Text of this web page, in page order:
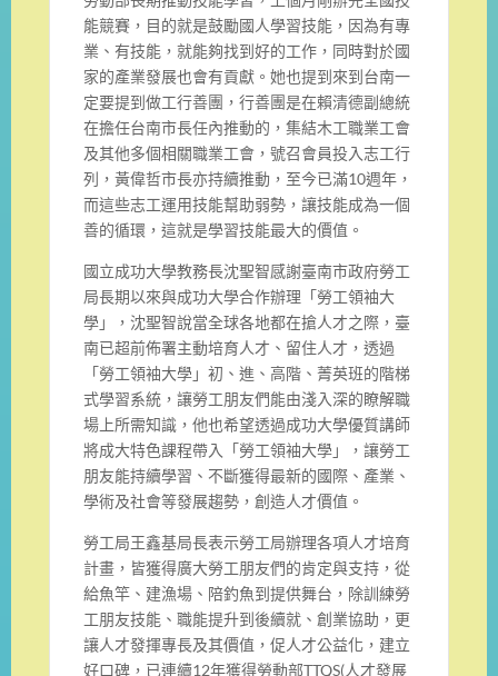
能競賽，目的就是鼓勵國人學習技能，因為有專
業、有技能，就能夠找到好的工作，同時對於國
家的產業發展也會有貢獻。她也提到來到台南一
定要提到做工行善團，行善團是在賴清德副總統
在擔任台南市長任內推動的，集結木工職業工會
及其他多個相關職業工會，號召會員投入志工行
列，黃偉哲市長亦持續推動，至今已滿10週年，
而這些志工運用技能幫助弱勢，讓技能成為一個
善的循環，這就是學習技能最大的價值。
國立成功大學教務長沈聖智感謝臺南市政府勞工
局長期以來與成功大學合作辦理「勞工領袖大
學」，沈聖智說當全球各地都在搶人才之際，臺
南已超前佈署主動培育人才、留住人才，透過
「勞工領袖大學」初、進、高階、菁英班的階梯
式學習系統，讓勞工朋友們能由淺入深的瞭解職
場上所需知識，他也希望透過成功大學優質講師
將成大特色課程帶入「勞工領袖大學」，讓勞工
朋友能持續學習、不斷獲得最新的國際、產業、
學術及社會等發展趨勢，創造人才價值。
勞工局王鑫基局長表示勞工局辦理各項人才培育
計畫，皆獲得廣大勞工朋友們的肯定與支持，從
給魚竿、建漁場、陪釣魚到提供舞台，除訓練勞
工朋友技能、職能提升到後續就、創業協助，更
讓人才發揮專長及其價值，促人才公益化，建立
好口碑，已連續12年獲得勞動部TTQS(人才發展